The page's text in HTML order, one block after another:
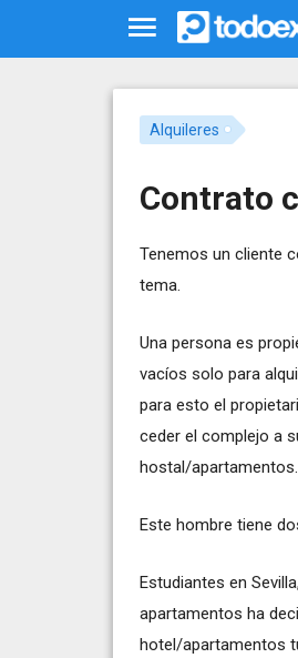
Alquileres
Contrato
Tenemos un cliente
tema.
Una persona es
vacíos solo para
para esto el
ceder el complejo a
hostal/apartamentos.
Este hombre tiene
Estudiantes en
apartamentos ha
hotel/apartamentos